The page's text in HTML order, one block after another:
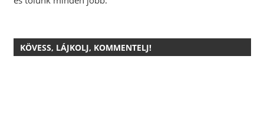
KÖVESS, LÁJKOLJ, KOMMENTELJ!